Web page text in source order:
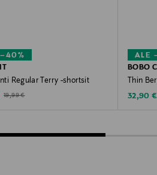
Regular Terry -shortsit
Price
Original Price
19,99 €
ALE
BOBO
Thin
32,90 €